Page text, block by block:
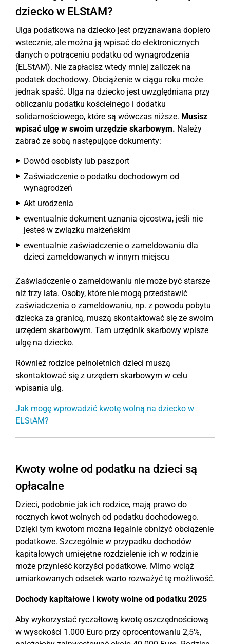
dziecko w ELStAM?
Ulga podatkowa na dziecko jest przyznawana dopiero
wstecznie, ale można ją wpisać do elektronicznych
danych o potrąceniu podatku od wynagrodzenia
(ELStAM). Nie zapłacisz wtedy mniej zaliczek na
podatek dochodowy. Obciążenie w ciągu roku może
jednak spaść. Ulga na dziecko jest uwzględniana przy
obliczaniu podatku kościelnego i dodatku
solidarnościowego, które są wówczas niższe. Musisz
wpisać ulgę w swoim urzędzie skarbowym. Należy
zabrać ze sobą następujące dokumenty:
Dowód osobisty lub paszport
Zaświadczenie o podatku dochodowym od
wynagrodzeń
Akt urodzenia
ewentualnie dokument uznania ojcostwa, jeśli nie
jesteś w związku małżeńskim
ewentualnie zaświadczenie o zameldowaniu dla
dzieci zameldowanych w innym miejscu
Zaświadczenie o zameldowaniu nie może być starsze
niż trzy lata. Osoby, które nie mogą przedstawić
zaświadczenia o zameldowaniu, np. z powodu pobytu
dziecka za granicą, muszą skontaktować się ze swoim
urzędem skarbowym. Tam urzędnik skarbowy wpisze
ulgę na dziecko.
Również rodzice pełnoletnich dzieci muszą
skontaktować się z urzędem skarbowym w celu
wpisania ulg.
Jak mogę wprowadzić kwotę wolną na dziecko w
ELStAM?
Kwoty wolne od podatku na dzieci są
opłacalne
Dzieci, podobnie jak ich rodzice, mają prawo do
rocznych kwot wolnych od podatku dochodowego.
Dzięki tym kwotom można legalnie obniżyć obciążenie
podatkowe. Szczególnie w przypadku dochodów
kapitałowych umiejętne rozdzielenie ich w rodzinie
może przynieść korzyści podatkowe. Mimo wciąż
umiarkowanych odsetek warto rozważyć tę możliwość.
Dochody kapitałowe i kwoty wolne od podatku 2025
Aby wykorzystać ryczałtową kwotę oszczędnościową
w wysokości 1.000 Euro przy oprocentowaniu 2,5%,